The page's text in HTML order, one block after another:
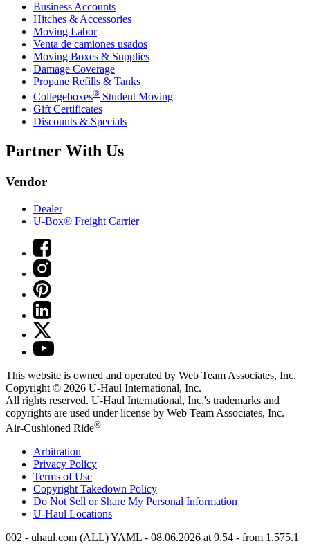
Business Accounts
Hitches & Accessories
Moving Labor
Venta de camiones usados
Moving Boxes & Supplies
Damage Coverage
Propane Refills & Tanks
Collegeboxes® Student Moving
Gift Certificates
Discounts & Specials
Partner With Us
Vendor
Dealer
U-Box® Freight Carrier
This website is owned and operated by Web Team Associates, Inc.
Copyright © 2026 U-Haul International, Inc.
All rights reserved. U-Haul International, Inc.'s trademarks and
copyrights are used under license by Web Team Associates, Inc.
Air-Cushioned Ride®
Arbitration
Privacy Policy
Terms of Use
Copyright Takedown Policy
Do Not Sell or Share My Personal Information
U-Haul Locations
002 - uhaul.com (ALL) YAML - 08.06.2026 at 9.54 - from 1.575.1